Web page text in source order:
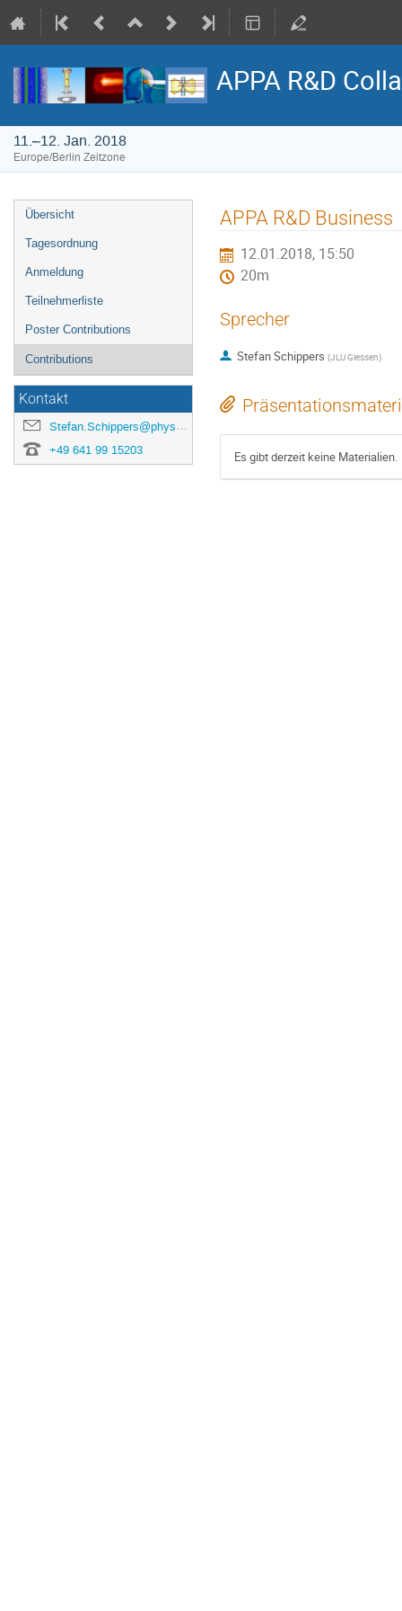
APPA R&D
11.–12. Jan. 2018
Europe/Berlin Zeitzone
Veranstaltungsmenü
Übersicht
Tagesordnung
Anmeldung
Teilnehmerliste
Poster Contributions
Contributions
Kontakt
Stefan.Schippers@physik.uni-giessen.de
+49 641 99 15203
APPA R&D Business
12.01.2018, 15:50
20m
Sprecher
Stefan Schippers (JLU Giessen)
Es gibt derzeit keine Materialien.